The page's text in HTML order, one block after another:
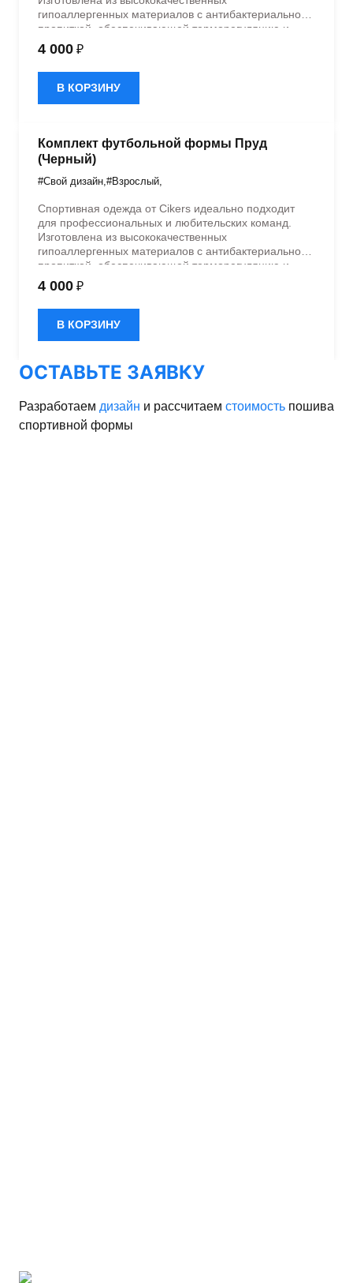
гипоаллергенных материалов с антибактериальной
пропиткой, обеспечивающей терморегуляцию и
быстрое влагоотведение. Одежда обладает
эластичностью в 5 направлениях и стильным
дизайном.
4 000 ₽
В КОРЗИНУ
Комплект футбольной формы Пруд
(Черный)
#Свой дизайн #Взрослый
Спортивная одежда от Cikers идеально подходит
для профессиональных и любительских команд.
Изготовлена из высококачественных
гипоаллергенных материалов с антибактериальной
пропиткой, обеспечивающей терморегуляцию и
быстрое влагоотведение. Одежда обладает
эластичностью в 5 направлениях и стильным
дизайном.
4 000 ₽
В КОРЗИНУ
ОСТАВЬТЕ ЗАЯВКУ
Разработаем дизайн и рассчитаем стоимость пошива
спортивной формы